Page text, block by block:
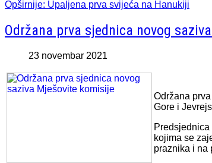
Opširnije: Upaljena prva svijeća na Hanukiji
Održana prva sjednica novog
23 novembar 2021
Održana
Gore i
kojima se
praznika i na